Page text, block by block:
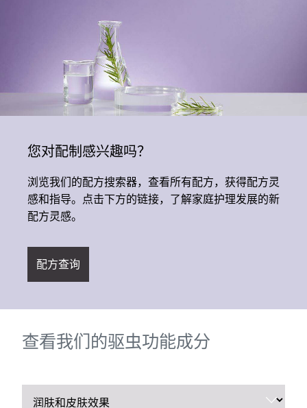
您对配制感兴趣吗？
浏览我们的配方搜索器，查看所有配方，获得配方灵
感和指导。点击下方的链接，了解家庭护理发展的新
配方灵感。
配方查询
查看我们的驱虫功能成分